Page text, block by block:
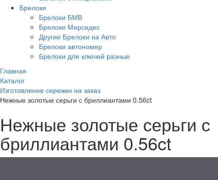
Брелоки
Брелоки БМВ
Брелоки Мерседес
Другие Брелоки на Авто
Брелоки автономер
Брелоки для ключей разные
Главная
Каталог
Изготовление сережек на заказ
Нежные золотые серьги с бриллиантами 0.56ct
Нежные золотые серьги с
бриллиантами 0.56ct